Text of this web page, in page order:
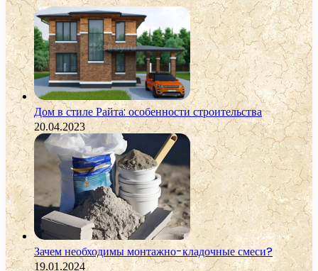
Дом в стиле Райта: особенности строительства
20.04.2023
Зачем необходимы монтажно-кладочные смеси?
19.01.2024